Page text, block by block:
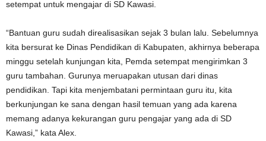
setempat untuk mengajar di SD Kawasi.
“Bantuan guru sudah direalisasikan sejak 3 bulan lalu. Sebelumnya
kita bersurat ke Dinas Pendidikan di Kabupaten, akhirnya beberapa
minggu setelah kunjungan kita, Pemda setempat mengirimkan 3
guru tambahan. Gurunya meruapakan utusan dari dinas
pendidikan. Tapi kita menjembatani permintaan guru itu, kita
berkunjungan ke sana dengan hasil temuan yang ada karena
memang adanya kekurangan guru pengajar yang ada di SD
Kawasi,” kata Alex.